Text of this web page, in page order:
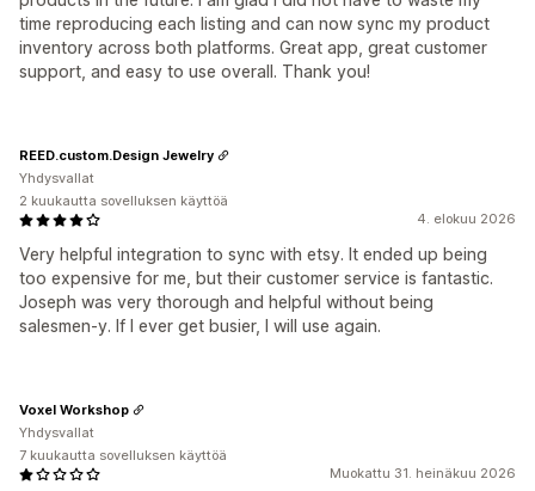
time reproducing each listing and can now sync my product
inventory across both platforms. Great app, great customer
support, and easy to use overall. Thank you!
4. elokuu 2026
Very helpful integration to sync with etsy. It ended up being
too expensive for me, but their customer service is fantastic.
Joseph was very thorough and helpful without being
salesmen-y. If I ever get busier, I will use again.
REED.custom.Design Jewelry
Yhdysvallat
2 kuukautta sovelluksen käyttöä
Muokattu 31. heinäkuu 2026
Voxel Workshop
Yhdysvallat
7 kuukautta sovelluksen käyttöä